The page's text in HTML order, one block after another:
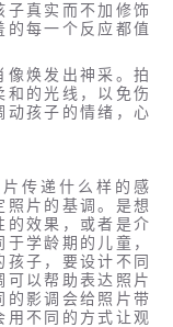
子真实而不加修饰
的每一个反应都值
像焕发出神采。拍
的光线，以免伤
动孩子的情绪，心
传递什么样的感
照片的基调。是想
的效果，或者是介
学龄期的儿童，
子，要设计不同
可以帮助表达照片
的影调会给照片带
用不同的方式让观